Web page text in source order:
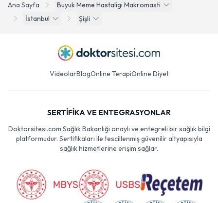
Ana Sayfa
Buyuk Meme Hastaligi Makromasti
İstanbul
Şişli
VideolarBlogOnline TerapiOnline Diyet
SERTİFİKA VE ENTEGRASYONLAR
Doktorsitesi.com Sağlık Bakanlığı onaylı ve entegreli bir sağlık bilgi
platformudur. Sertifikaları ile tescillenmiş güvenilir altyapısıyla
sağlık hizmetlerine erişim sağlar.